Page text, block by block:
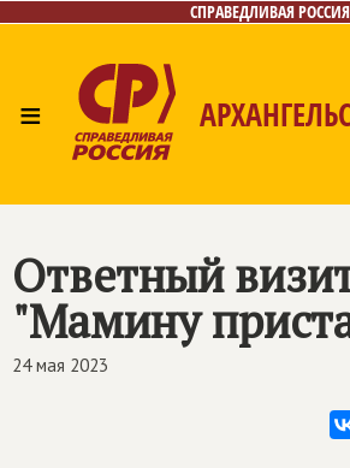
СПРАВЕДЛИВАЯ РОССИЯ
≡
Контакты
Ответный
"Мамину
24 мая 2023